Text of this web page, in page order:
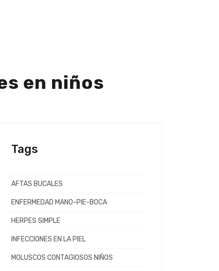
en niños
Tags
AFTAS BUCALES
ENFERMEDAD MANO-PIE-BOCA
HERPES SIMPLE
INFECCIONES EN LA PIEL
MOLUSCOS CONTAGIOSOS NIÑOS